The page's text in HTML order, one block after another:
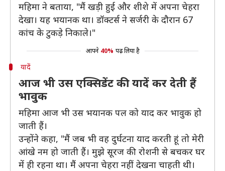
महिमा ने बताया, "मैं खड़ी हुई और शीशे में अपना चेहरा
देखा। यह भयानक था। डॉक्टर्स ने सर्जरी के दौरान 67
कांच के टुकड़े निकाले।"
आपने 40% पढ़ लिया है
यादें
आज भी उस एक्सिडेंट की यादें कर देती हैं
भावुक
महिमा आज भी उस भयानक पल को याद कर भावुक हो
जाती हैं।
उन्होंने कहा, "मैं जब भी वह दुर्घटना याद करती हूं तो मेरी
आंखे नम हो जाती हैं। मुझे सूरज की रोशनी से बचकर घर
में ही रहना था। मैं अपना चेहरा नहीं देखना चाहती थी।